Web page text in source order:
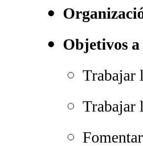
Objetivos
Trabajar
Trabajar